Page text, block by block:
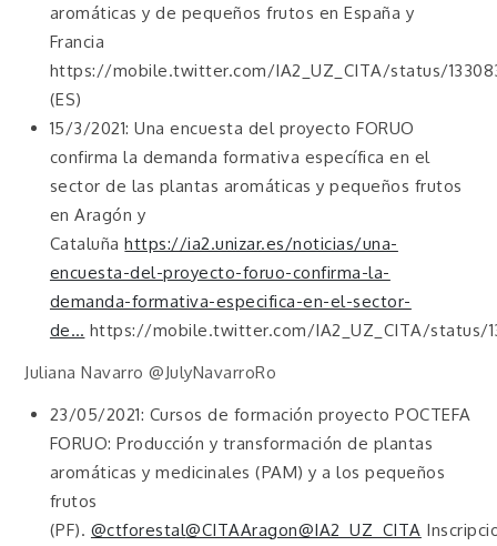
aromáticas y de pequeños frutos en España y
Francia
https://mobile.twitter.com/IA2_UZ_CITA/status/
(ES)
15/3/2021: Una encuesta del proyecto FORUO
confirma la demanda formativa específica en el
sector de las plantas aromáticas y pequeños frutos
en Aragón y
Cataluñahttps://ia2.unizar.es/noticias/una-
encuesta-del-proyecto-foruo-confirma-la-
demanda-formativa-especifica-en-el-sector-
de… https://mobile.twitter.com/IA2_UZ_CITA/status/
Juliana Navarro @JulyNavarroRo
23/05/2021: Cursos de formación proyecto POCTEFA
FORUO: Producción y transformación de plantas
aromáticas y medicinales (PAM) y a los pequeños
frutos
(PF). @ctforestal@CITAAragon@IA2_UZ_CITA